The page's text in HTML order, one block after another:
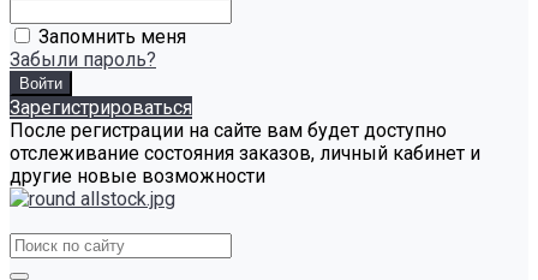
Запомнить меня
Забыли пароль?
Зарегистрироваться
После регистрации на сайте вам будет доступно
отслеживание состояния заказов, личный кабинет и
другие новые возможности